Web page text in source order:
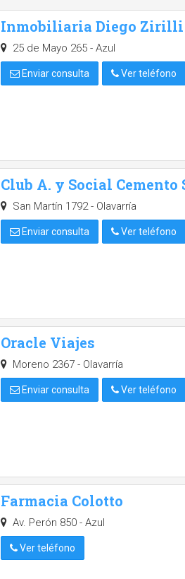
Inmobiliaria Diego Zirilli
25 de Mayo 265 - Azul
Enviar consulta Ver teléfono
Club A. y Social
San Martín 1792 - Olavarría
Enviar consulta Ver teléfono
Oracle Viajes
Moreno 2367 - Olavarría
Enviar consulta Ver teléfono
Farmacia Colotto
Av. Perón 850 - Azul
Ver teléfono